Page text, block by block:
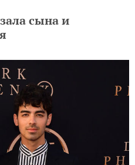
сына и